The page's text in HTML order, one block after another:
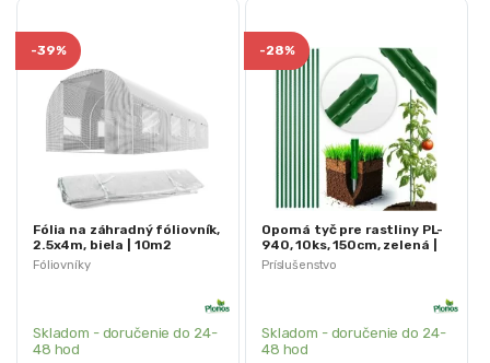
Fóliovníky
-39%
Fólia na záhradný fóliovník,
2.5x4m, biela | 10m2
Skladom - doručenie do 24-
48 hod
Príslušenstvo
-28%
Oporná tyč pre rastliny PL-
940, 10ks, 150cm, zelená |
Plonos
Skladom - doručenie do 24-
48 hod